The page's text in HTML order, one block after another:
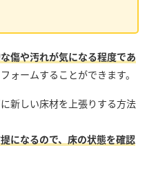
傷や汚れが気になる程度であ
ォームすることができます。
新しい床材を上張りする方法
になるので、床の状態を確認